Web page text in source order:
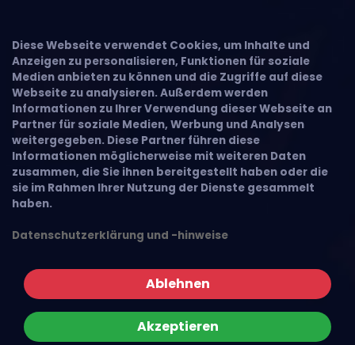
Diese Webseite verwendet Cookies, um Inhalte und
Anzeigen zu personalisieren, Funktionen für soziale
Medien anbieten zu können und die Zugriffe auf diese
Webseite zu analysieren. Außerdem werden
Informationen zu Ihrer Verwendung dieser Webseite an
Partner für soziale Medien, Werbung und Analysen
weitergegeben. Diese Partner führen diese
Informationen möglicherweise mit weiteren Daten
zusammen, die Sie ihnen bereitgestellt haben oder die
sie im Rahmen Ihrer Nutzung der Dienste gesammelt
haben.
Datenschutzerklärung und -hinweise
Ablehnen
Akzeptieren